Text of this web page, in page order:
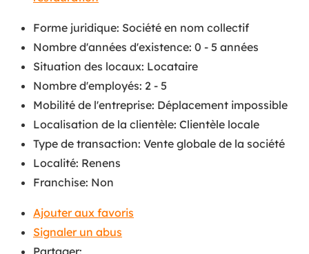
Forme juridique: Société en nom collectif
Nombre d'années d'existence: 0 - 5 années
Situation des locaux: Locataire
Nombre d'employés: 2 - 5
Mobilité de l'entreprise: Déplacement impossible
Localisation de la clientèle: Clientèle locale
Type de transaction: Vente globale de la société
Localité: Renens
Franchise: Non
Ajouter aux favoris
Signaler un abus
Partager: